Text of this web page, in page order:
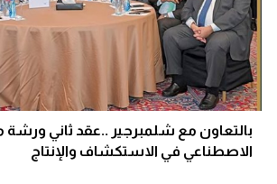
بالتعاون مع شلمبرجير ..عقد ثاني ورشة
الاصطناعي في الاستكشاف والإنتاج